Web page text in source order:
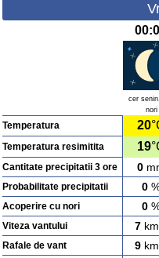
cer
nori
Temperatura 20
Temperatura resimitita 19
Cantitate precipitatii 3 ore 0
Probabilitate precipitatii 0
Acoperire cu nori 0
Viteza vantului 7
Rafale de vant 9